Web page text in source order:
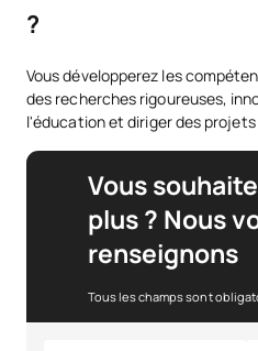
?
Vous développerez les
des recherches rigoureuses,
l'éducation et diriger des
Vous
plus ? Nous
renseignons
Tous les champs sont